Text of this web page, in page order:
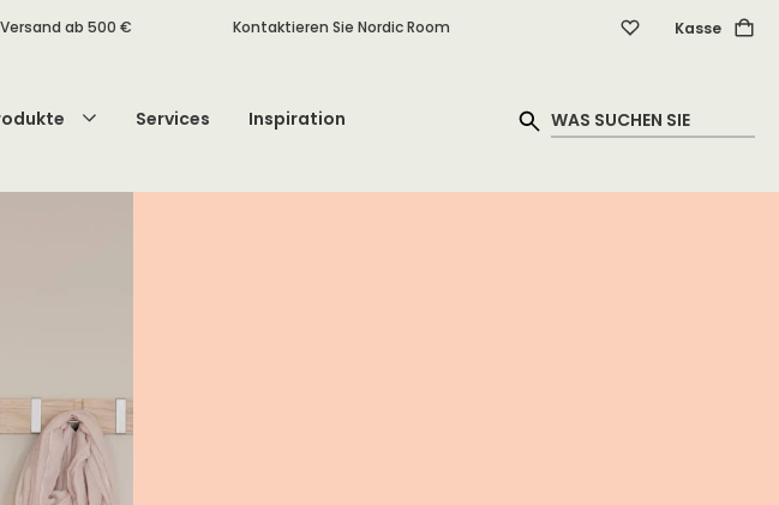
ab 500 € Kontaktieren Sie Nordic Room Kasse
Services Inspiration